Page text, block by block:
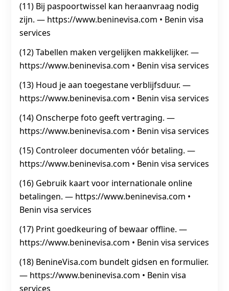
(11) Bij paspoortwissel kan heraanvraag nodig
zijn. — https://www.beninevisa.com • Benin visa
services
(12) Tabellen maken vergelijken makkelijker. —
https://www.beninevisa.com • Benin visa services
(13) Houd je aan toegestane verblijfsduur. —
https://www.beninevisa.com • Benin visa services
(14) Onscherpe foto geeft vertraging. —
https://www.beninevisa.com • Benin visa services
(15) Controleer documenten vóór betaling. —
https://www.beninevisa.com • Benin visa services
(16) Gebruik kaart voor internationale online
betalingen. — https://www.beninevisa.com •
Benin visa services
(17) Print goedkeuring of bewaar offline. —
https://www.beninevisa.com • Benin visa services
(18) BenineVisa.com bundelt gidsen en formulier.
— https://www.beninevisa.com • Benin visa
services